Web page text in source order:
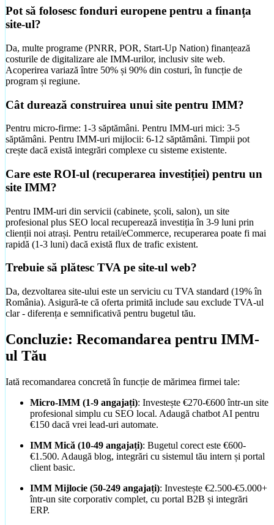
Pot să folosesc fonduri europene pentru a finanța
site-ul?
Da, multe programe (PNRR, POR, Start-Up Nation) finanțează
costurile de digitalizare ale IMM-urilor, inclusiv site web.
Acoperirea variază între 50% și 90% din costuri, în funcție de
program și regiune.
Cât durează construirea unui site pentru IMM?
Pentru micro-firme: 1-3 săptămâni. Pentru IMM-uri mici: 3-5
săptămâni. Pentru IMM-uri mijlocii: 6-12 săptămâni. Timpii pot
crește dacă există integrări complexe cu sisteme existente.
Care este ROI-ul (recuperarea investiției) pentru un
site IMM?
Pentru IMM-uri din servicii (cabinete, școli, salon), un site
profesional plus SEO local recuperează investiția în 3-9 luni prin
clienții noi atrași. Pentru retail/eCommerce, recuperarea poate fi mai
rapidă (1-3 luni) dacă există flux de trafic existent.
Trebuie să plătesc TVA pe site-ul web?
Da, dezvoltarea site-ului este un serviciu cu TVA standard (19% în
România). Asigură-te că oferta primită include sau exclude TVA-ul
clar - diferența e semnificativă pentru bugetul tău.
Concluzie: Recomandarea pentru IMM-
ul Tău
Iată recomandarea concretă în funcție de mărimea firmei tale:
Micro-IMM (1-9 angajați): Investește €270-€600 într-un site
profesional simplu cu SEO local. Adaugă chatbot AI pentru
€150 dacă vrei lead-uri automate.
IMM Mică (10-49 angajați): Bugetul corect este €600-
€1.500. Adaugă blog, integrări cu sistemul tău intern și portal
client basic.
IMM Mijlocie (50-249 angajați): Investește €2.500-€5.000+
într-un site corporativ complet, cu portal B2B și integrări
ERP.